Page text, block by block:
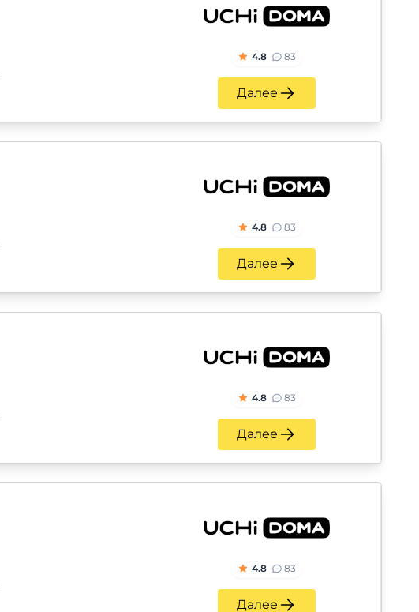
4.8 83
Далее
4.8 83
Далее
4.8 83
Далее
4.8 83
Далее